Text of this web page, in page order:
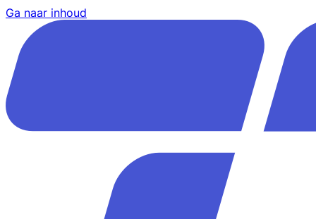
Ga naar inhoud